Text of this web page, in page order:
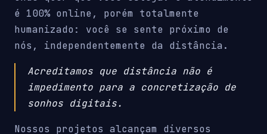
é 100% online, porém totalmente
humanizado: você se sente próximo de
nós, independentemente da distância.
Acreditamos que distância não é
impedimento para a concretização de
sonhos digitais.
Nossos projetos alcançam diversos